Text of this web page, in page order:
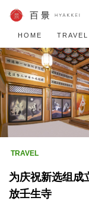
HOME TRAVEL
为庆祝新选组成
放壬生寺